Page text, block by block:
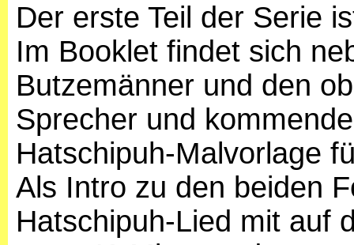
Der erste Teil der Serie
Im Booklet findet sich
Butzemänner und den
Sprecher und
Hatschipuh-Malvorlage
Als Intro zu den beiden
Hatschipuh-Lied mit auf